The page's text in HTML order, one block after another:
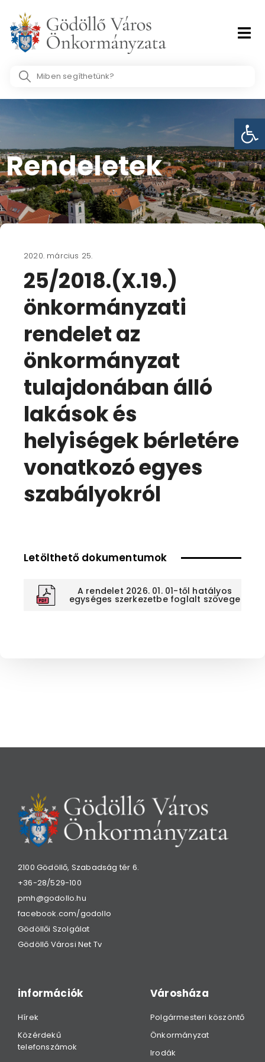
content
Search
Rendeletek
2020. március 25.
25/2018.(X.19.)
önkormányzati
rendelet az
önkormányzat
tulajdonában álló
lakások és
helyiségek bérletére
vonatkozó egyes
szabályokról
Letölthető dokumentumok
A rendelet 2026. 01. 01-től hatályos
egységes szerkezetbe foglalt szövege
2100 Gödöllő, Szabadság tér 6.
+36-28/529-100
pmh@godollo.hu
facebook.com/godollo
Gödöllői Szolgálat
Gödöllő Városi Net Tv
információk
Hírek
Közérdekű
telefonszámok
Városháza
Polgármesteri köszöntő
Önkormányzat
Irodák